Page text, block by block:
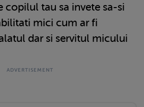
copilul tau sa invete sa-si
mici cum ar fi
dar si servitul micului